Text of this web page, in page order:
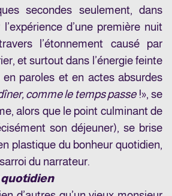
secondes seulement, dans
d’une première nuit
l’étonnement causé par
et surtout dans l’énergie feinte
paroles et en actes absurdes
comme le temps passe!», se
alors que le point culminant de
son déjeuner), se brise
plastique du bonheur quotidien,
du narrateur.
quotidien